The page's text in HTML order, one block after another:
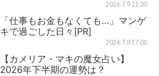
2026.7.9 11:30
「仕事もお金もなくても…」マンゲ
キで過ごした日々[PR]
2026.7.8 17:00
【カメリア・マキの魔女占い】
2026年下半期の運勢は？